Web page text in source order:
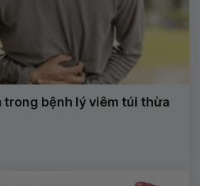
bệnh lý viêm túi thừa